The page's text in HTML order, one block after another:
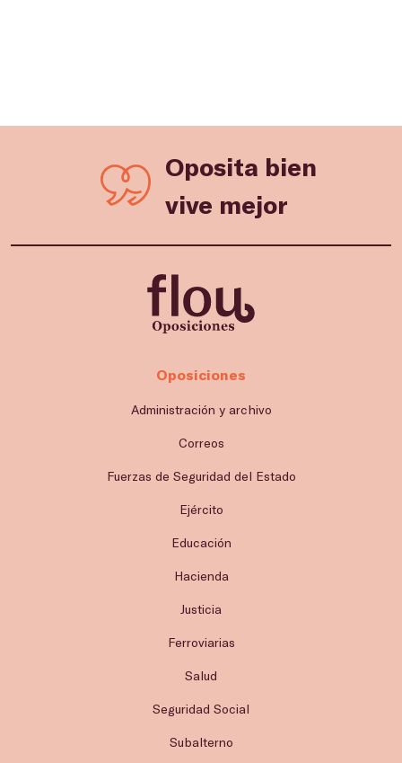
Oposita bien
vive mejor
Oposiciones
Administración y archivo
Correos
Fuerzas de Seguridad del Estado
Ejército
Educación
Hacienda
Justicia
Ferroviarias
Salud
Seguridad Social
Subalterno